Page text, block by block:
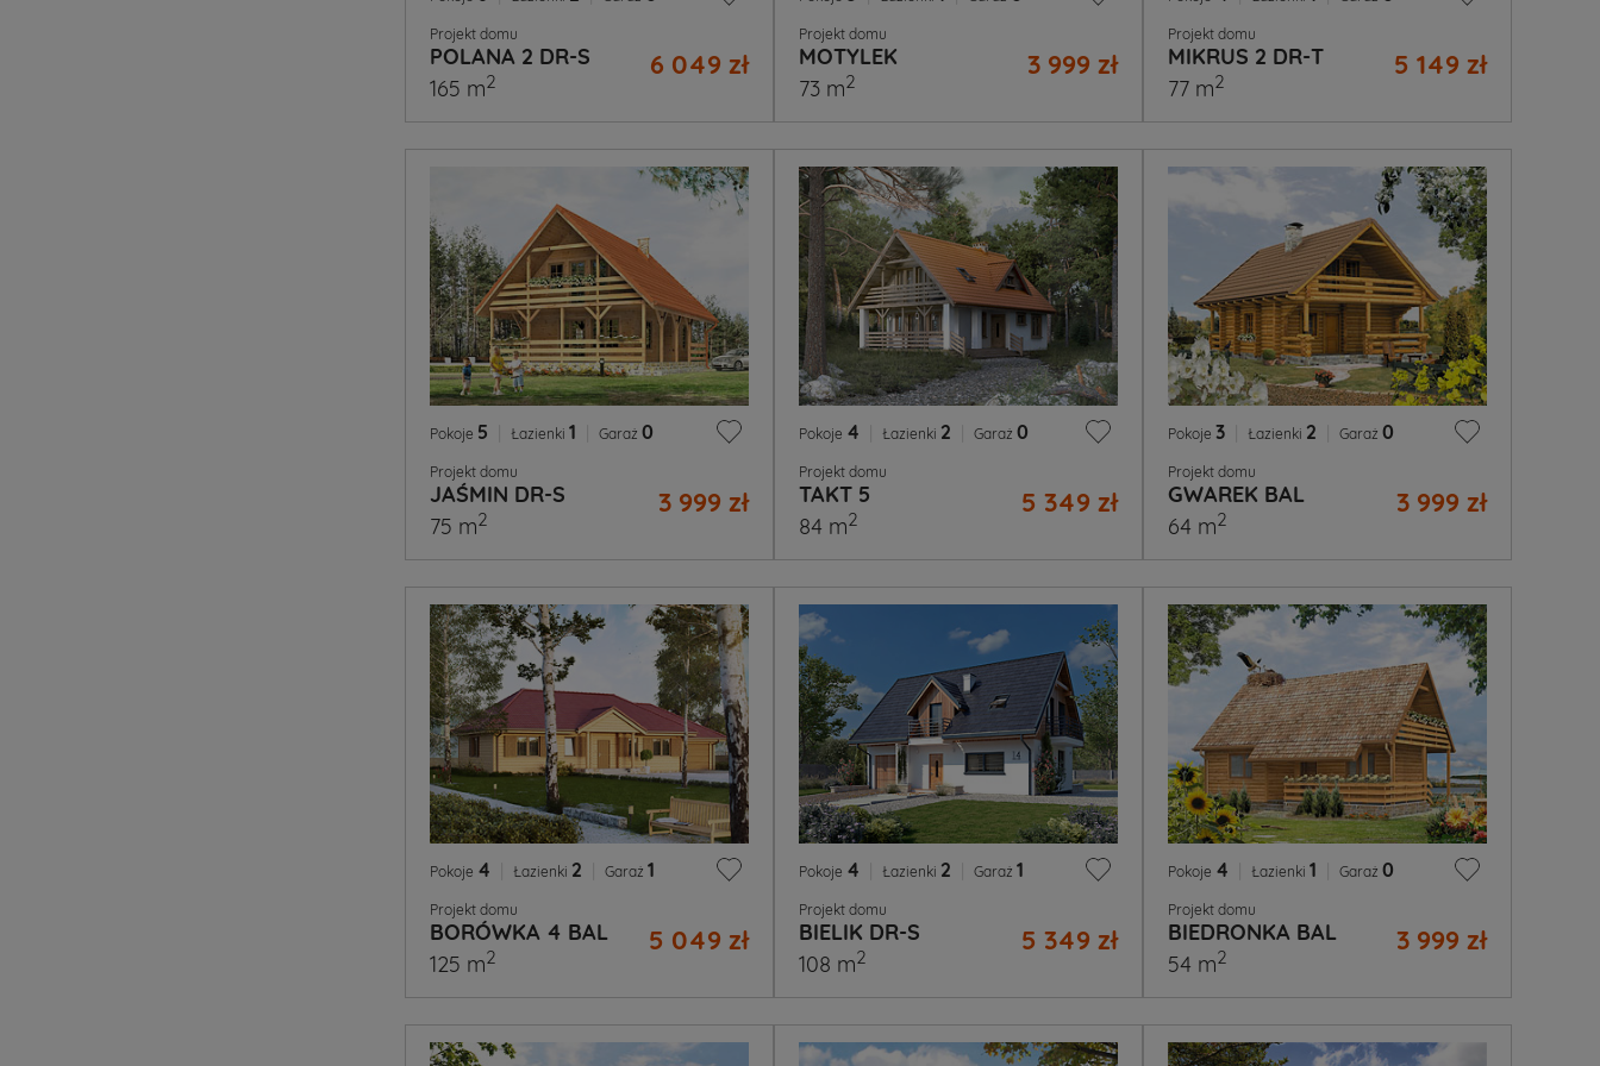
Projekt domu
POLANA 2 DR-S 6 049 zł
165 m2
Projekt domu
MOTYLEK 3 999 zł
73 m2
Projekt domu
MIKRUS 2 DR-T 5 149 zł
77 m2
Pokoje 5 Łazienki 1 Garaż 0
Projekt domu
JAŚMIN DR-S 3 999 zł
75 m2
Pokoje 4 Łazienki 2 Garaż 0
Projekt domu
TAKT 5 5 349 zł
84 m2
Pokoje 3 Łazienki 2 Garaż 0
Projekt domu
GWAREK BAL 3 999 zł
64 m2
Pokoje 4 Łazienki 2 Garaż 1
Projekt domu
BORÓWKA 4 BAL 5 049 zł
125 m2
Pokoje 4 Łazienki 2 Garaż 1
Projekt domu
BIELIK DR-S 5 349 zł
108 m2
Pokoje 4 Łazienki 1 Garaż 0
Projekt domu
BIEDRONKA BAL 3 999 zł
54 m2